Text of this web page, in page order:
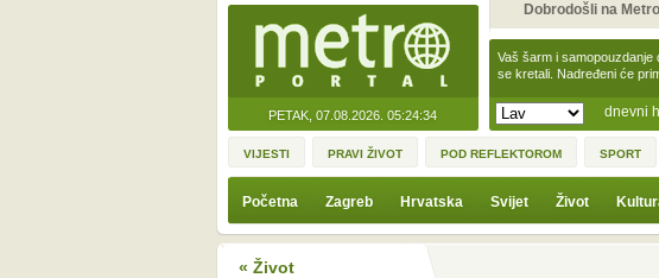
PETAK, 07.08.2026. 05:24:34 dnevni
Vaš šarm i
se kretali. Nadređeni će
Dobrodošli na
VIJESTI PRAVI ŽIVOT POD REFLEKTOROM SPORT
Početna Zagreb Hrvatska Svijet Život
« Život